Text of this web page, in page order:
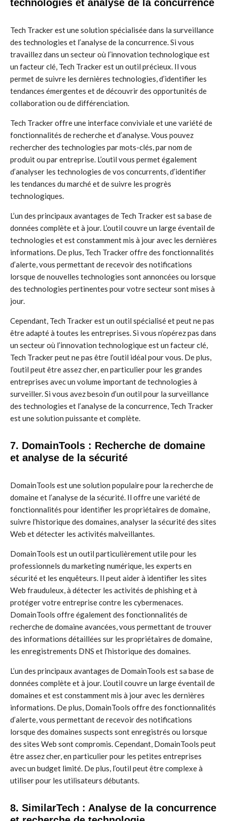
technologies et analyse de la concurrence
Tech Tracker est une solution spécialisée dans la surveillance
des technologies et l’analyse de la concurrence. Si vous
travaillez dans un secteur où l’innovation technologique est
un facteur clé, Tech Tracker est un outil précieux. Il vous
permet de suivre les dernières technologies, d’identifier les
tendances émergentes et de découvrir des opportunités de
collaboration ou de différenciation.
Tech Tracker offre une interface conviviale et une variété de
fonctionnalités de recherche et d’analyse. Vous pouvez
rechercher des technologies par mots-clés, par nom de
produit ou par entreprise. L’outil vous permet également
d’analyser les technologies de vos concurrents, d’identifier
les tendances du marché et de suivre les progrès
technologiques.
L’un des principaux avantages de Tech Tracker est sa base de
données complète et à jour. L’outil couvre un large éventail de
technologies et est constamment mis à jour avec les dernières
informations. De plus, Tech Tracker offre des fonctionnalités
d’alerte, vous permettant de recevoir des notifications
lorsque de nouvelles technologies sont annoncées ou lorsque
des technologies pertinentes pour votre secteur sont mises à
jour.
Cependant, Tech Tracker est un outil spécialisé et peut ne pas
être adapté à toutes les entreprises. Si vous n’opérez pas dans
un secteur où l’innovation technologique est un facteur clé,
Tech Tracker peut ne pas être l’outil idéal pour vous. De plus,
l’outil peut être assez cher, en particulier pour les grandes
entreprises avec un volume important de technologies à
surveiller. Si vous avez besoin d’un outil pour la surveillance
des technologies et l’analyse de la concurrence, Tech Tracker
est une solution puissante et complète.
7. DomainTools : Recherche de domaine
et analyse de la sécurité
DomainTools est une solution populaire pour la recherche de
domaine et l’analyse de la sécurité. Il offre une variété de
fonctionnalités pour identifier les propriétaires de domaine,
suivre l’historique des domaines, analyser la sécurité des sites
Web et détecter les activités malveillantes.
DomainTools est un outil particulièrement utile pour les
professionnels du marketing numérique, les experts en
sécurité et les enquêteurs. Il peut aider à identifier les sites
Web frauduleux, à détecter les activités de phishing et à
protéger votre entreprise contre les cybermenaces.
DomainTools offre également des fonctionnalités de
recherche de domaine avancées, vous permettant de trouver
des informations détaillées sur les propriétaires de domaine,
les enregistrements DNS et l’historique des domaines.
L’un des principaux avantages de DomainTools est sa base de
données complète et à jour. L’outil couvre un large éventail de
domaines et est constamment mis à jour avec les dernières
informations. De plus, DomainTools offre des fonctionnalités
d’alerte, vous permettant de recevoir des notifications
lorsque des domaines suspects sont enregistrés ou lorsque
des sites Web sont compromis. Cependant, DomainTools peut
être assez cher, en particulier pour les petites entreprises
avec un budget limité. De plus, l’outil peut être complexe à
utiliser pour les utilisateurs débutants.
8. SimilarTech : Analyse de la concurrence